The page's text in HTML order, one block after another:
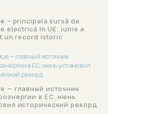
– principala sursă de
electrică în UE: iunie a
un record istoric
— главный источник
в ЕС: июнь
исторический рекорд